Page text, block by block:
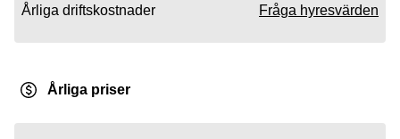
Årliga driftskostnader Fråga hyresvärden
Årliga priser